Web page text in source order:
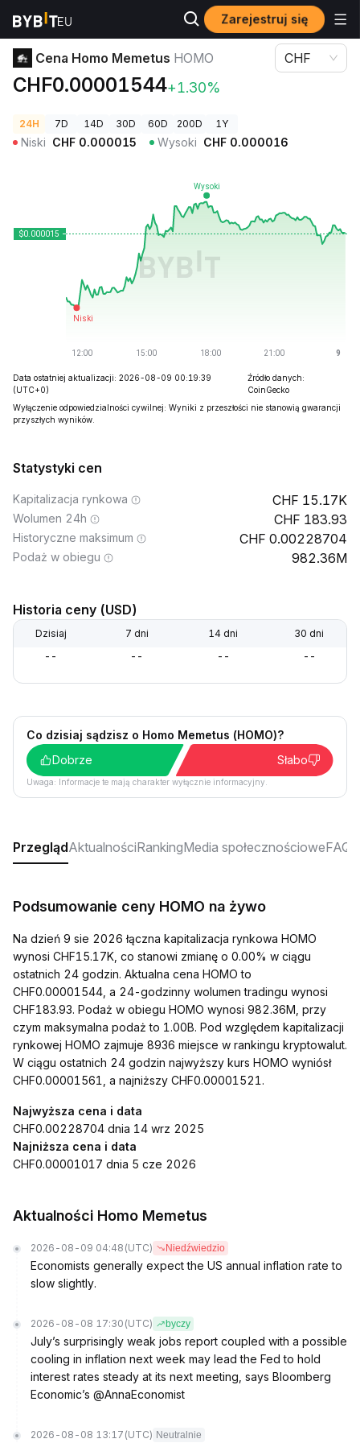
Zarejestruj się
Ceny kryptowalut Cena Homo Memetus HOMO
Cena Homo Memetus HOMO
CHF0.00001544+1.30%
CHF
24H 7D 14D 30D 60D 200D 1Y
Niski CHF 0.000015 Wysoki CHF 0.000016
Data ostatniej aktualizacji: 2026-08-09 00:19:39
(UTC+0)
Źródło danych:
CoinGecko
Wyłączenie odpowiedzialności cywilnej: Wyniki z przeszłości nie stanowią gwarancji
przyszłych wyników.
Statystyki cen
Kapitalizacja rynkowa 15.17K
Wolumen 24h 183.93
Historyczne maksimum 0.00228704
Podaż w obiegu 982.36M
Historia ceny (USD)
Dzisiaj 7 dni 14 dni 30 dni
-- -- -- --
Co dzisiaj sądzisz o Homo Memetus (HOMO)?
Dobrze
Słabo
Uwaga: Informacje te mają charakter wyłącznie informacyjny.
PrzeglądAktualnościRankingMedia społecznościoweFAQ
Podsumowanie ceny HOMO na żywo
Na dzień 9 sie 2026 łączna kapitalizacja rynkowa HOMO
wynosi CHF15.17K, co stanowi zmianę o 0.00% w ciągu
ostatnich 24 godzin. Aktualna cena HOMO to
CHF0.00001544, a 24-godzinny wolumen tradingu wynosi
CHF183.93. Podaż w obiegu HOMO wynosi 982.36M, przy
czym maksymalna podaż to 1.00B. Pod względem kapitalizacji
rynkowej HOMO zajmuje 8936 miejsce w rankingu kryptowalut.
W ciągu ostatnich 24 godzin najwyższy kurs HOMO wyniósł
CHF0.00001561, a najniższy CHF0.00001521.
Najwyższa cena i data
CHF0.00228704 dnia 14 wrz 2025
Najniższa cena i data
CHF0.00001017 dnia 5 cze 2026
Aktualności Homo Memetus
2026-08-09 04:48 (UTC) Niedźwiedzio
Economists generally expect the US annual inflation rate to
slow slightly.
2026-08-08 17:30 (UTC) byczy
July’s surprisingly weak jobs report coupled with a possible
cooling in inflation next week may lead the Fed to hold
interest rates steady at its next meeting, says Bloomberg
Economic’s @AnnaEconomist
2026-08-08 13:17 (UTC) Neutralnie